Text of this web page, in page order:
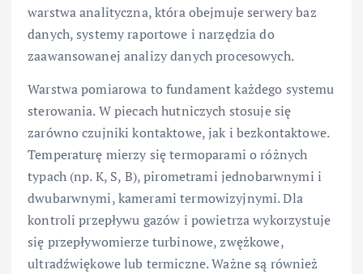
warstwa analityczna, która obejmuje serwery baz
danych, systemy raportowe i narzędzia do
zaawansowanej analizy danych procesowych.
Warstwa pomiarowa to fundament każdego systemu
sterowania. W piecach hutniczych stosuje się
zarówno czujniki kontaktowe, jak i bezkontaktowe.
Temperaturę mierzy się termoparami o różnych
typach (np. K, S, B), pirometrami jednobarwnymi i
dwubarwnymi, kamerami termowizyjnymi. Dla
kontroli przepływu gazów i powietrza wykorzystuje
się przepływomierze turbinowe, zwężkowe,
ultradźwiękowe lub termiczne. Ważne są również